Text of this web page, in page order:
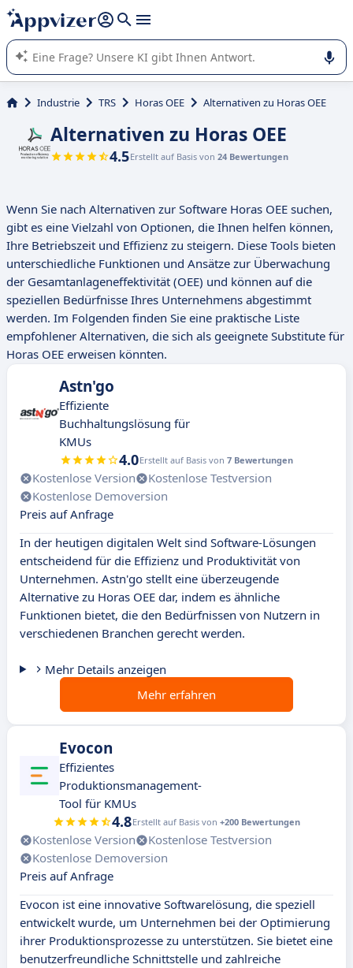
beantworten (mehrere Zeilen mit
Die KI von Appvizer führt Sie bei der Nutzung oder Auswahl
von SaaS-Software in Unternehmen.
Industrie TRS Horas OEE Alternativen zu Horas OEE
Alternativen zu Horas OEE
4.5Erstellt auf Basis von 24 Bewertungen
Wenn Sie nach Alternativen zur Software Horas OEE suchen,
gibt es eine Vielzahl von Optionen, die Ihnen helfen können,
Ihre Betriebszeit und Effizienz zu steigern. Diese Tools bieten
unterschiedliche Funktionen und Ansätze zur Überwachung
der Gesamtanlageneffektivität (OEE) und können auf die
speziellen Bedürfnisse Ihres Unternehmens abgestimmt
werden. Im Folgenden finden Sie eine praktische Liste
empfohlener Alternativen, die sich als geeignete Substitute für
Horas OEE erweisen könnten.
Astn'go
Effiziente
Buchhaltungslösung für
KMUs
4.0Erstellt auf Basis von 7 Bewertungen
Kostenlose Version
Kostenlose Testversion
Kostenlose Demoversion
Preis auf Anfrage
In der heutigen digitalen Welt sind Software-Lösungen
entscheidend für die Effizienz und Produktivität von
Unternehmen. Astn'go stellt eine überzeugende
Alternative zu Horas OEE dar, indem es ähnliche
Funktionen bietet, die den Bedürfnissen von Nutzern in
verschiedenen Branchen gerecht werden.
Mehr Details anzeigen
Mehr erfahren
Evocon
Effizientes
Produktionsmanagement-
Tool für KMUs
4.8Erstellt auf Basis von +200 Bewertungen
Kostenlose Version
Kostenlose Testversion
Kostenlose Demoversion
Preis auf Anfrage
Evocon ist eine innovative Softwarelösung, die speziell
entwickelt wurde, um Unternehmen bei der Optimierung
ihrer Produktionsprozesse zu unterstützen. Sie bietet eine
benutzerfreundliche Schnittstelle und zahlreiche